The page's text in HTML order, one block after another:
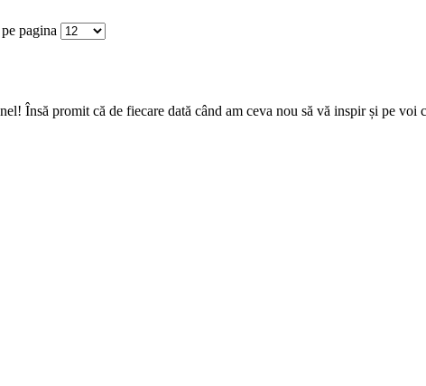
pagina
Însă promit că de fiecare dată când am ceva nou să vă inspir și pe voi